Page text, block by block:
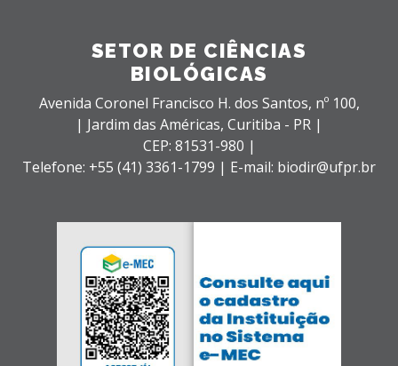
SETOR DE CIÊNCIAS
BIOLÓGICAS
Avenida Coronel Francisco H. dos Santos, nº 100,
| Jardim das Américas, Curitiba - PR |
CEP: 81531-980 |
Telefone: +55 (41) 3361-1799 | E-mail: biodir@ufpr.br